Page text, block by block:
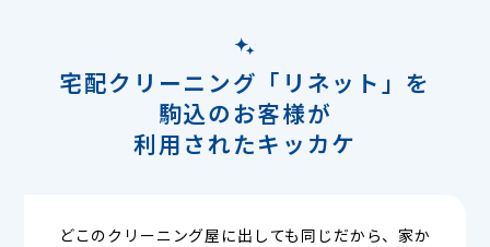
宅配クリーニング「リネット」を
駒込のお客様が
利用されたキッカケ
どこのクリーニング屋に出しても同じだから、家か